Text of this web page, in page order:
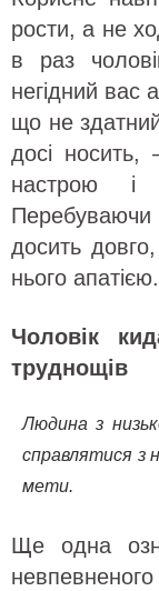
рости, а не
в раз
негідний вас
що не здатний
досі носить,
настрою і
досить
нього апатією.
Чоловік
труднощів
Людина з
справлятися з
мети.
Ще одна